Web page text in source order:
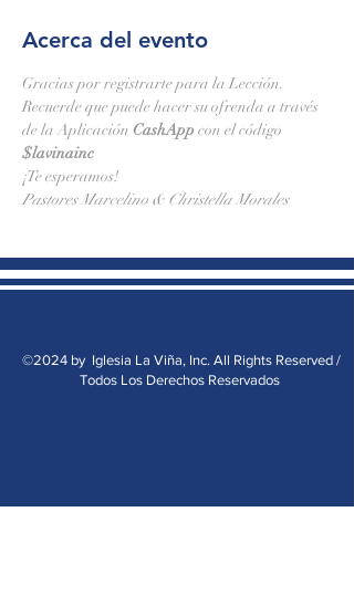
Acerca del evento
Gracias por registrarte para la Lección.
Recuerde que puede hacer su ofrenda a través
de la Aplicación CashApp con el código
$lavinainc
¡Te esperamos!
Pastores Marcelino & Christella Morales
©2024 by Iglesia La Viña, Inc. All Rights Reserved /
Todos Los Derechos Reservados